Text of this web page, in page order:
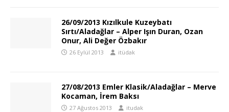
26/09/2013 Kızılkule Kuzeybatı
Sırtı/Aladağlar – Alper Işın Duran, Ozan
Onur, Ali Değer Özbakır
26 Eylül 2013 itüdak
27/08/2013 Emler Klasik/Aladağlar – Merve
Kocaman, İrem Baksı
27 Ağustos 2013 itudak